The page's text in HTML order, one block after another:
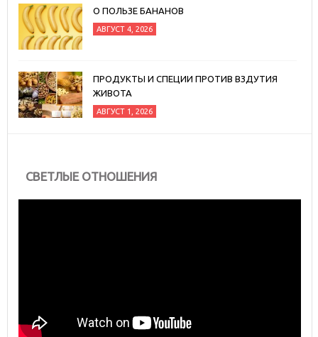
О ПОЛЬЗЕ БАНАНОВ
АВГУСТ 4, 2026
ПРОДУКТЫ И СПЕЦИИ ПРОТИВ ВЗДУТИЯ
ЖИВОТА
АВГУСТ 1, 2026
СВЕТЛЫЕ ОТНОШЕНИЯ